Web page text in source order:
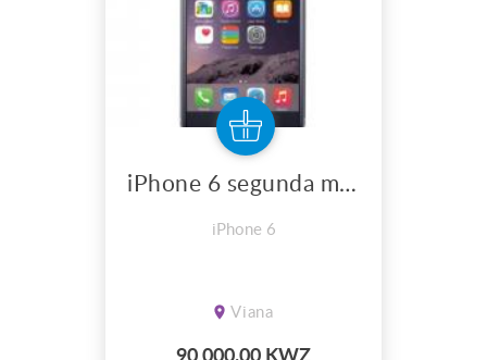
iPhone 6 segunda mão só o desbloqueio impressão digital é k n funciona e atrás riscou por causa da c
iPhone 6
Viana